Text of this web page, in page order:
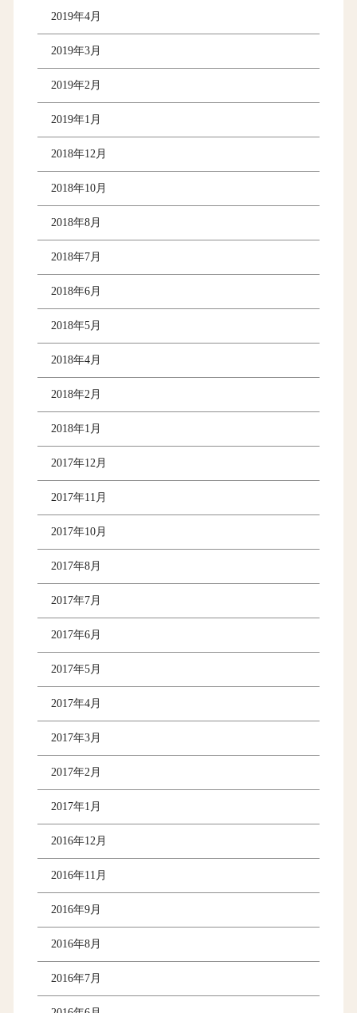
2019年4月
2019年3月
2019年2月
2019年1月
2018年12月
2018年10月
2018年8月
2018年7月
2018年6月
2018年5月
2018年4月
2018年2月
2018年1月
2017年12月
2017年11月
2017年10月
2017年8月
2017年7月
2017年6月
2017年5月
2017年4月
2017年3月
2017年2月
2017年1月
2016年12月
2016年11月
2016年9月
2016年8月
2016年7月